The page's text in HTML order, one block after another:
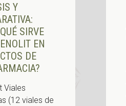
Y
SIRVE
EN
DE
Viales
(12 viales de